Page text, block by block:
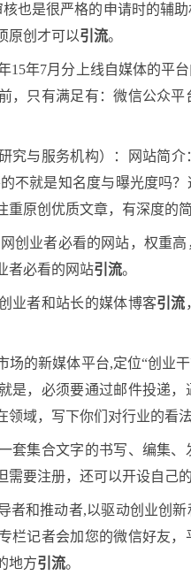
也是很严格的申请时的辅
原创才可以引流。
15年7月分上线自媒体的平
，只有满足有：微信公众平
究与服务机构）：网站简
不就是知名度与曝光度吗
重原创优质文章，有深度的
创业者必看的网站，权重
者必看的网站引流。
业者和站长的媒体博客引流
场的新媒体平台,定位“创业
是，必须要通过邮件投递
领域，写下你们对行业的看
套集合文字的书写、编集
需要注册，还可以开设自己
者和推动者,以驱动创业创
栏记者会加您的微信好友
地方引流。